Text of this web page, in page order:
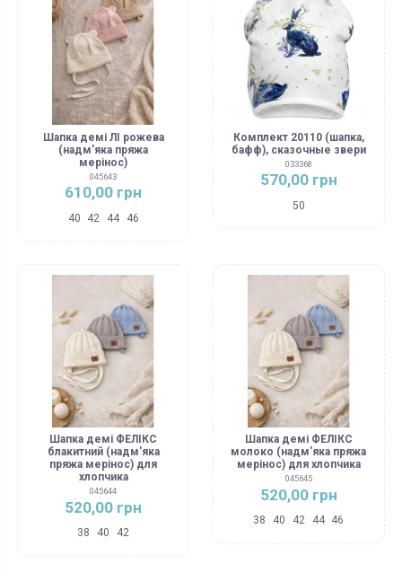
Шапка демі ЛІ рожева
(надм'яка пряжа
мерінос)
045643
610,00 грн
40 42 44 46
Комплект 20110 (шапка,
бафф), сказочные звери
033368
570,00 грн
50
Шапка демі ФЕЛІКС
блакитний (надм'яка
пряжа мерінос) для
хлопчика
045644
520,00 грн
38 40 42
Шапка демі ФЕЛІКС
молоко (надм'яка пряжа
мерінос) для хлопчика
045645
520,00 грн
38 40 42 44 46